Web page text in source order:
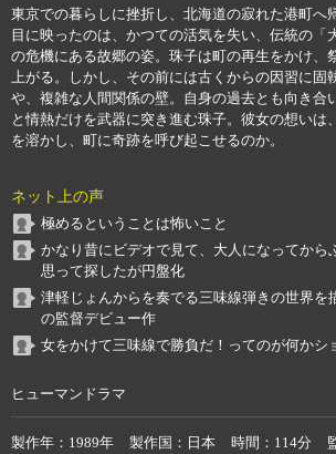
東京での暮らしに挫折し、北海道の寂れた港町へ
目に映ったのは、かつての活気を失い、伝統の「
の危機にある故郷の姿。珠子は町の再生をかけ、
上がる。しかし、その前には古くからの因習に固
や、複雑な人間関係の壁。自身の過去とも向き合
と情熱だけを武器に突き進む珠子。彼女の想いは
を溶かし、町に奇跡を呼び起こせるのか。
ネット上の声
極めるということは怖いこと
かなり昔にビデオで見て、大人になってから
思って探したが円盤化
津軽じょんからを奏でる三味線弾きの世界を
の監督デビュー作
女をかけて三味線で勝負だ！ってのが何かシ
ヒューマンドラマ
製作年 1989年 製作国 日本 時間 114分